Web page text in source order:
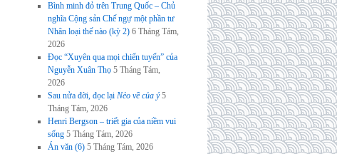
Bình minh đỏ trên Trung Quốc – Chủ
nghĩa Cộng sản Chế ngự một phần tư
Nhân loại thế nào (kỳ 2) 6 Tháng Tám,
2026
Đọc “Xuyên qua mọi chiến tuyến” của
Nguyễn Xuân Thọ 5 Tháng Tám,
2026
Sau nửa đời, đọc lại Nẻo về của ý 5
Tháng Tám, 2026
Henri Bergson – triết gia của niềm vui
sống 5 Tháng Tám, 2026
Án văn (6) 5 Tháng Tám, 2026